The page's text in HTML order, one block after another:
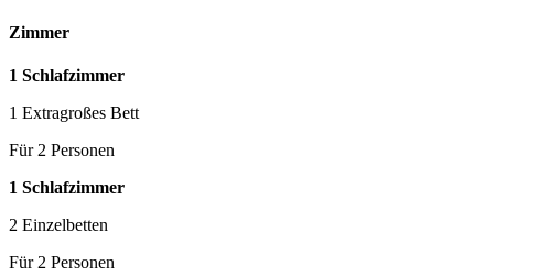
Zimmer
1 Schlafzimmer
1 Extragroßes Bett
Für 2 Personen
1 Schlafzimmer
2 Einzelbetten
Für 2 Personen